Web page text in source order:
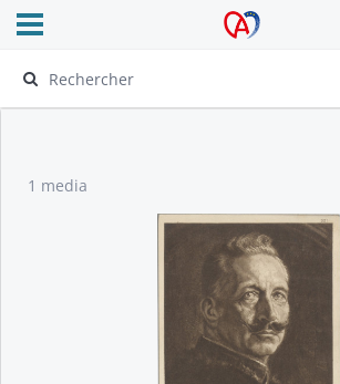
Archives Alsace - Colmar
Ouvrir le menu déroulant
1 media